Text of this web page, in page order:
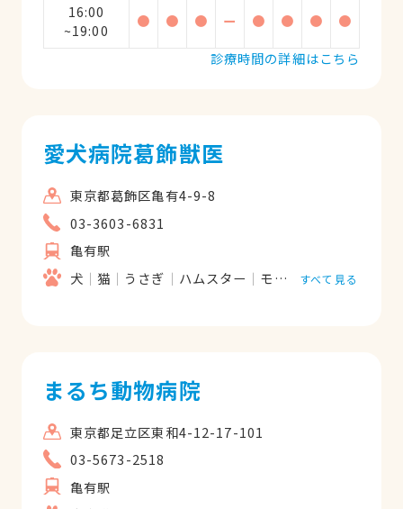
16:00
~19:00
● ● ● ー ● ● ●
●
診療時間の詳細はこちら
愛犬病院葛飾獣医
東京都葛飾区亀有4-9-8
03-3603-6831
亀有駅
犬
猫 うさぎ ハムスター モルモット フェレッ
すべて見る
まるち動物病院
東京都足立区東和4-12-17-101
03-5673-2518
亀有駅